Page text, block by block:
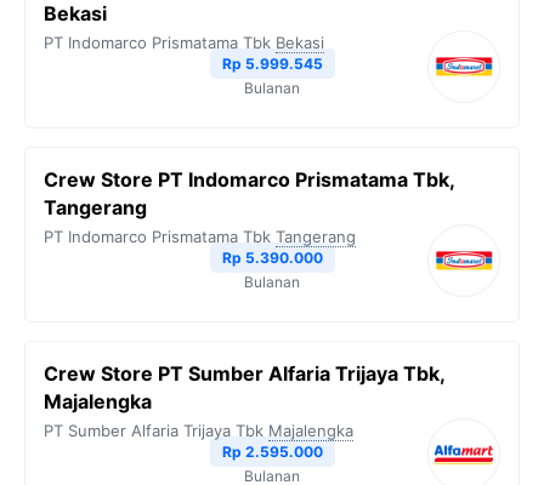
Bekasi
PT Indomarco Prismatama Tbk Bekasi
Rp 5.999.545
Bulanan
Crew Store PT Indomarco Prismatama Tbk,
Tangerang
PT Indomarco Prismatama Tbk Tangerang
Rp 5.390.000
Bulanan
Crew Store PT Sumber Alfaria Trijaya Tbk,
Majalengka
PT Sumber Alfaria Trijaya Tbk Majalengka
Rp 2.595.000
Bulanan